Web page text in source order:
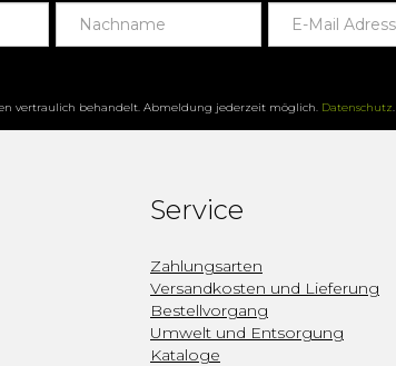
vertraulich behandelt. Abmeldung jederzeit möglich. Datenschutz.
Service
Zahlungsarten
Versandkosten und Lieferung
Bestellvorgang
Umwelt und Entsorgung
Kataloge